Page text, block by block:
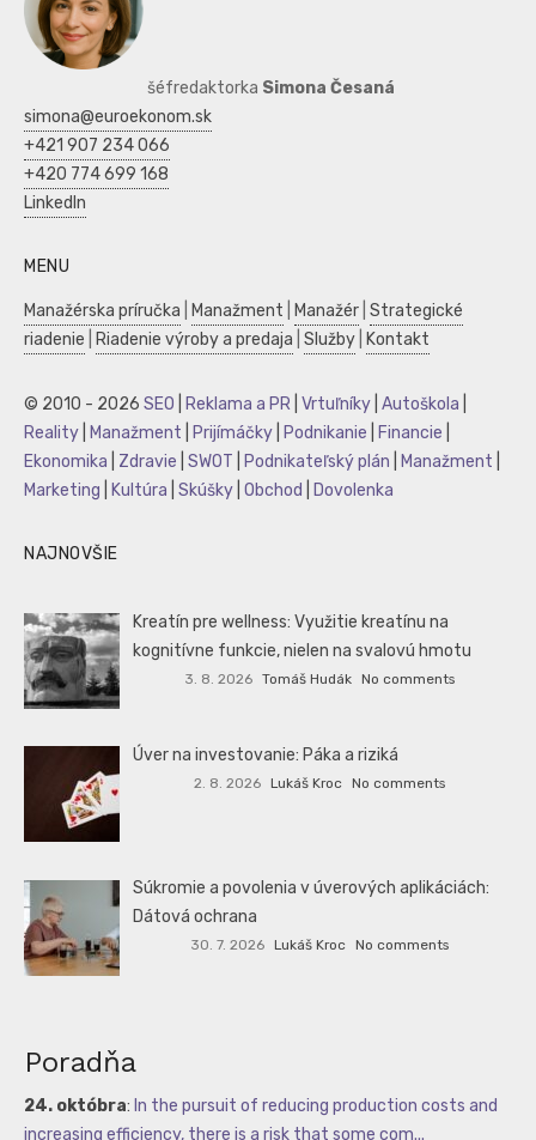
šéfredaktorka Simona Česaná
simona@euroekonom.sk
+421 907 234 066
+420 774 699 168
LinkedIn
MENU
Manažérska príručka Manažment Manažér Strategické
riadenie
Riadenie výroby a predaja Služby Kontakt
© 2010 - 2026 SEO Reklama a PR Vrtuľníky Autoškola
Reality
Manažment Prijímáčky Podnikanie Financie
Ekonomika
Zdravie SWOT Podnikateľský plán Manažment
Marketing
Kultúra Skúšky Obchod Dovolenka
NAJNOVŠIE
Kreatín pre wellness: Využitie kreatínu na
kognitívne funkcie, nielen na svalovú hmotu
3. 8. 2026 Tomáš Hudák No comments
Úver na investovanie: Páka a riziká
2. 8. 2026 Lukáš Kroc No comments
Súkromie a povolenia v úverových aplikáciách:
Dátová ochrana
30. 7. 2026 Lukáš Kroc No comments
Poradňa
24. októbra: In the pursuit of reducing production costs and
increasing efficiency, there is a risk that some com...